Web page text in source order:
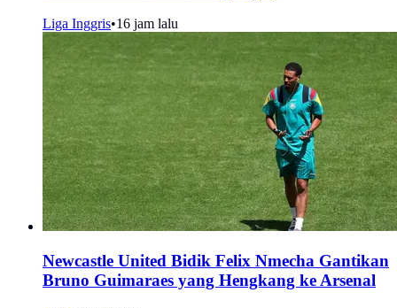
Liga Inggris•16 jam lalu
Newcastle United Bidik Felix Nmecha Gantikan
Bruno Guimaraes yang Hengkang ke Arsenal